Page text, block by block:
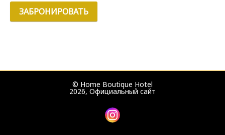
ЗАБРОНИРОВАТЬ
© Home Boutique Hotel
2026, Официальный сайт